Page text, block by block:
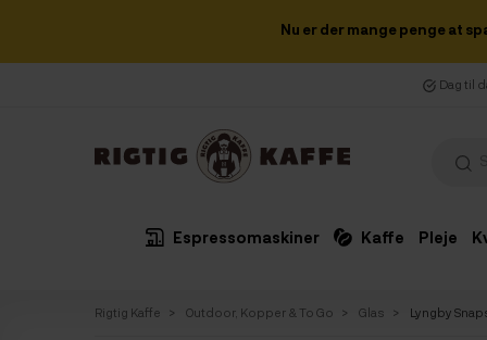
Nu er der mange penge at
Dag til
Espressomaskiner Kaffe Pleje
Rigtig Kaffe Outdoor, Kopper & To Go Glas Lyngby